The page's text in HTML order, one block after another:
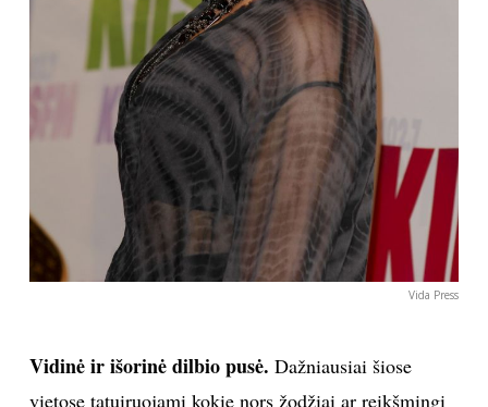
Vida Press
Vidinė ir išorinė dilbio pusė. Dažniausiai šiose
vietose tatuiruojami kokie nors žodžiai ar reikšmingi